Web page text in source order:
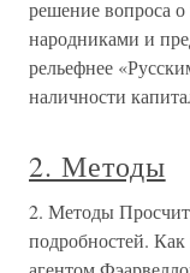
решение вопроса
народниками и
рельефнее
наличности
2. Методы
2. Методы
подробностей.